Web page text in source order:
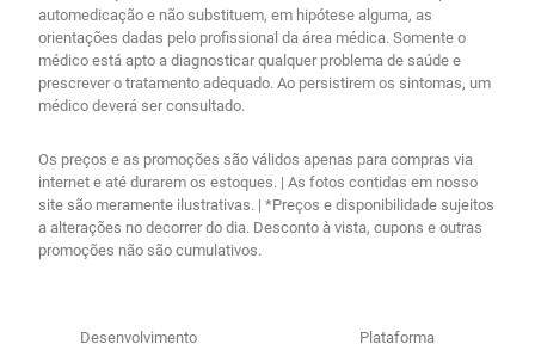
automedicação e não substituem, em hipótese alguma, as
orientações dadas pelo profissional da área médica. Somente o
médico está apto a diagnosticar qualquer problema de saúde e
prescrever o tratamento adequado. Ao persistirem os sintomas, um
médico deverá ser consultado.
Os preços e as promoções são válidos apenas para compras via
internet e até durarem os estoques. | As fotos contidas em nosso
site são meramente ilustrativas. | *Preços e disponibilidade sujeitos
a alterações no decorrer do dia. Desconto à vista, cupons e outras
promoções não são cumulativos.
Desenvolvimento Plataforma